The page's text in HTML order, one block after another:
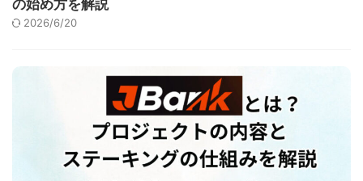
の始め方を解説
2026/6/20